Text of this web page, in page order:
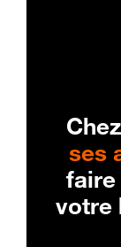
ses
faire
votre